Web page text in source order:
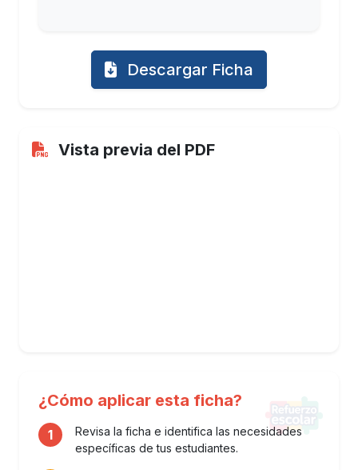
Descargar Ficha
Vista previa del PDF
¿Cómo aplicar esta ficha?
1
Revisa la ficha e identifica las necesidades
específicas de tus estudiantes.